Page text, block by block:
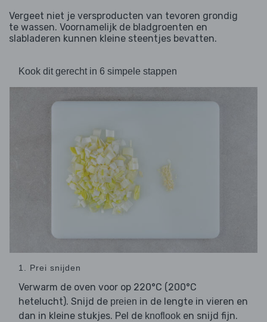
Vergeet niet je versproducten van tevoren grondig
te wassen. Voornamelijk de bladgroenten en
slabladeren kunnen kleine steentjes bevatten.
Kook dit gerecht in 6 simpele stappen
1. Prei snijden
Verwarm de oven voor op 220°C (200°C
hetelucht). Snijd de preien in de lengte in vieren en
dan in kleine stukjes. Pel de knoflook en snijd fijn.